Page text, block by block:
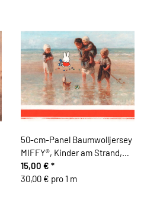
50-cm-Panel Baumwolljersey
MIFFY®, Kinder am Strand,
orange
15,00 € *
30,00 € pro 1 m